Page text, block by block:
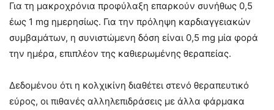
Για τη μακροχρόνια προφύλαξη επαρκούν συνήθως 0,5
έως 1 mg ημερησίως. Για την πρόληψη καρδιαγγειακών
συμβαμάτων, η συνιστώμενη δόση είναι 0,5 mg μία φορά
την ημέρα, επιπλέον της καθιερωμένης θεραπείας.
Δεδομένου ότι η κολχικίνη διαθέτει στενό θεραπευτικό
εύρος, οι πιθανές αλληλεπιδράσεις με άλλα φάρμακα